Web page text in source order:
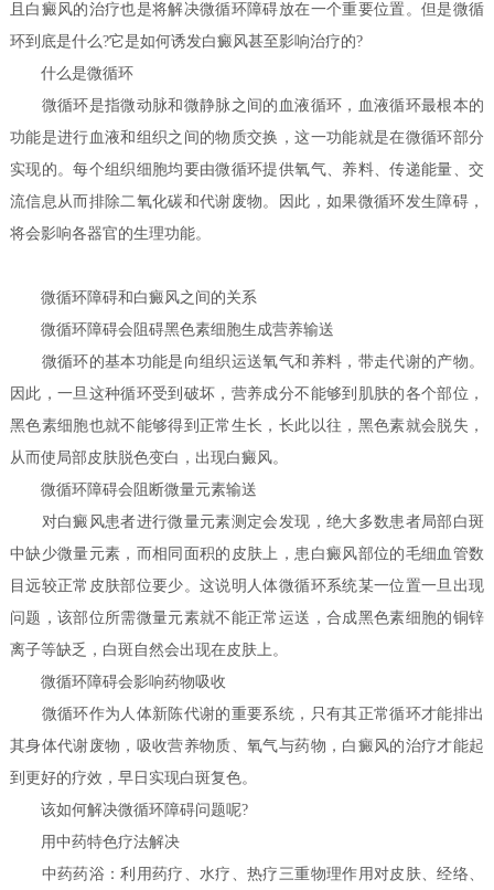
且白癜风的治疗也是将解决微循环障碍放在一个重要位置。但是微循
环到底是什么?它是如何诱发白癜风甚至影响治疗的?
什么是微循环
微循环是指微动脉和微静脉之间的血液循环，血液循环最根本的
功能是进行血液和组织之间的物质交换，这一功能就是在微循环部分
实现的。每个组织细胞均要由微循环提供氧气、养料、传递能量、交
流信息从而排除二氧化碳和代谢废物。因此，如果微循环发生障碍，
将会影响各器官的生理功能。
微循环障碍和白癜风之间的关系
微循环障碍会阻碍黑色素细胞生成营养输送
微循环的基本功能是向组织运送氧气和养料，带走代谢的产物。
因此，一旦这种循环受到破坏，营养成分不能够到肌肤的各个部位，
黑色素细胞也就不能够得到正常生长，长此以往，黑色素就会脱失，
从而使局部皮肤脱色变白，出现白癜风。
微循环障碍会阻断微量元素输送
对白癜风患者进行微量元素测定会发现，绝大多数患者局部白斑
中缺少微量元素，而相同面积的皮肤上，患白癜风部位的毛细血管数
目远较正常皮肤部位要少。这说明人体微循环系统某一位置一旦出现
问题，该部位所需微量元素就不能正常运送，合成黑色素细胞的铜锌
离子等缺乏，白斑自然会出现在皮肤上。
微循环障碍会影响药物吸收
微循环作为人体新陈代谢的重要系统，只有其正常循环才能排出
其身体代谢废物，吸收营养物质、氧气与药物，白癜风的治疗才能起
到更好的疗效，早日实现白斑复色。
该如何解决微循环障碍问题呢?
用中药特色疗法解决
中药药浴：利用药疗、水疗、热疗三重物理作用对皮肤、经络、